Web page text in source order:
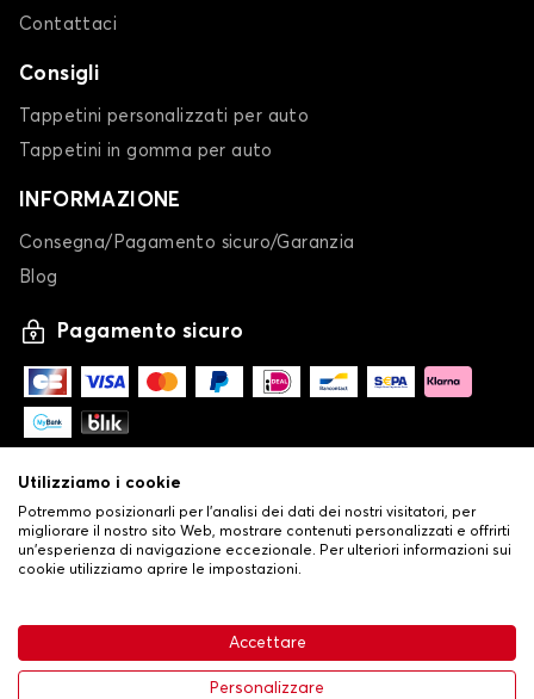
63,99 € Aggiungi al carrello
Contattaci
Consigli
Tappetini personalizzati per auto
Tappetini in gomma per auto
INFORMAZIONE
Consegna/Pagamento sicuro/Garanzia
Blog
Pagamento sicuro
Condizioni generali di vendita•
Politica sulla privacy e sui cookie•Livraison
Utilizziamo i cookie
Potremmo posizionarli per l'analisi dei dati dei nostri visitatori, per
migliorare il nostro sito Web, mostrare contenuti personalizzati e offrirti
un'esperienza di navigazione eccezionale. Per ulteriori informazioni sui
cookie utilizziamo aprire le impostazioni.
Accettare
Personalizzare